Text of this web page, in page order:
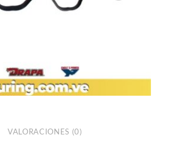
VALORACIONES (0)